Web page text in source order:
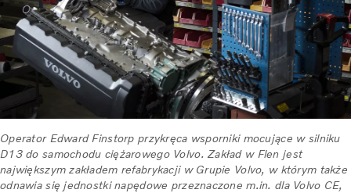
Operator Edward Finstorp przykręca wsporniki mocujące w silniku
D13 do samochodu ciężarowego Volvo. Zakład w Flen jest
największym zakładem refabrykacji w Grupie Volvo, w którym także
odnawia się jednostki napędowe przeznaczone m.in. dla Volvo CE,